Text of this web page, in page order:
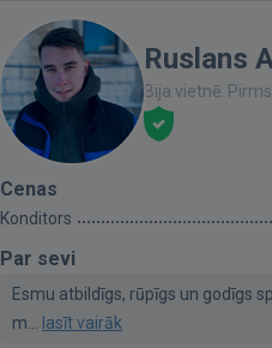
Ruslans
Bija vietnē:
Cenas
Konditors
Par sevi
Esmu atbildīgs, rūpīgs un godīgs
m...
lasīt vairāk